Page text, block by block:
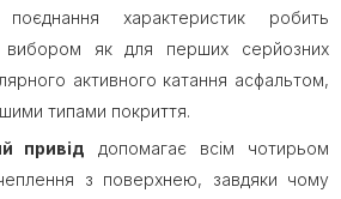
характеристик робить
вибором як для перших серйозних
активного катання асфальтом,
типами покриття.
привід допомагає всім чотирьом
з поверхнею, завдяки чому